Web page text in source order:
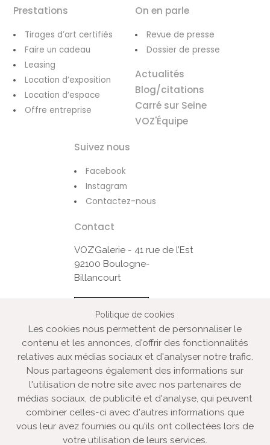
Prestations
Tirages d’art certifiés
Faire un cadeau
Leasing
Location d’exposition
Location d’espace
Offre entreprise
On en parle
Revue de presse
Dossier de presse
Actualités
Blog/citations
Carré sur Seine
VOZ'Équipe
Suivez nous
Facebook
Instagram
Contactez-nous
Contact
VOZ’Galerie - 41 rue de l’Est
92100 Boulogne-
Billancourt
Contactez-nous
© VOZ‘Galerie 2022
VOZ‘Galerie
VOZ‘Image
Mentions légales
Plan du site
Politique de cookies
Les cookies nous permettent de personnaliser le
contenu et les annonces, d'offrir des fonctionnalités
relatives aux médias sociaux et d'analyser notre trafic.
Nous partageons également des informations sur
l'utilisation de notre site avec nos partenaires de
médias sociaux, de publicité et d'analyse, qui peuvent
combiner celles-ci avec d'autres informations que
vous leur avez fournies ou qu'ils ont collectées lors de
votre utilisation de leurs services.